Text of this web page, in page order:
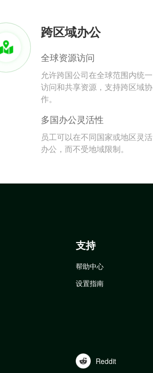
跨区域办公
全球资源访问
允许跨国公司在全球范围内统一
访问和共享资源，支持跨区域协
作。
多国办公灵活性
员工可以在不同国家或地区灵活
办公，而不受地域限制。
支持
帮助中心
设置指南
Reddit